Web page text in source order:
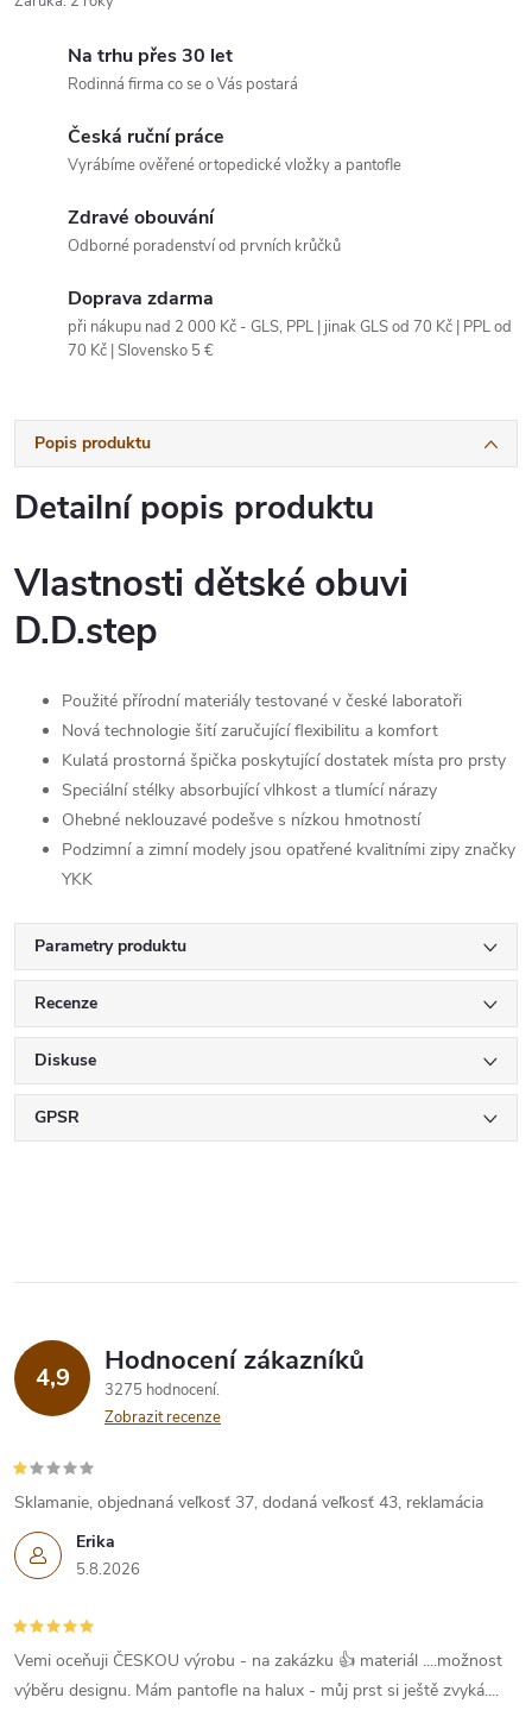
Na trhu přes 30 let
Rodinná firma co se o Vás postará
Česká ruční práce
Vyrábíme ověřené ortopedické vložky a pantofle
Zdravé obouvání
Odborné poradenství od prvních krůčků
Doprava zdarma
při nákupu nad 2 000 Kč - GLS, PPL | jinak GLS od 70 Kč | PPL od
70 Kč | Slovensko 5 €
Popis produktu
Detailní popis produktu
Vlastnosti dětské obuvi
D.D.step
Použité přírodní materiály testované v české laboratoři
Nová technologie šití zaručující flexibilitu a komfort
Kulatá prostorná špička poskytující dostatek místa pro prsty
Speciální stélky absorbující vlhkost a tlumící nárazy
Ohebné neklouzavé podešve s nízkou hmotností
Podzimní a zimní modely jsou opatřené kvalitními zipy značky
YKK
Parametry produktu
Recenze
Diskuse
GPSR
4,9 Hodnocení zákazníků
3275 hodnocení
Zobrazit recenze
Erika
5.8.2026
Sklamanie, objednaná veľkosť 37, dodaná veľkosť 43, reklamácia
Vemi oceňuji ČESKOU výrobu - na zakázku 👍 materiál ....možnost
výběru designu. Mám pantofle na halux - můj prst si ještě zvyká....